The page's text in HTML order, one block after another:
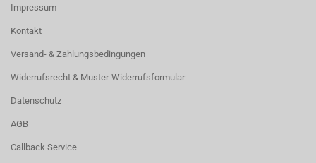
Impressum
Kontakt
Versand- & Zahlungsbedingungen
Widerrufsrecht & Muster-Widerrufsformular
Datenschutz
AGB
Callback Service